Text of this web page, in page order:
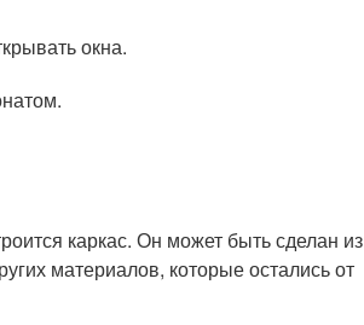
окна.
каркас. Он может быть сделан из
материалов, которые остались от